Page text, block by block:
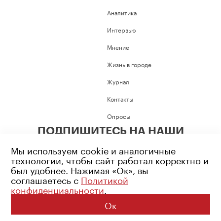
Аналитика
Интервью
Мнение
Жизнь в городе
Журнал
Контакты
Опросы
ПОДПИШИТЕСЬ НА НАШИ
Возрастное ограничение: 16+
Политика конфиденциальности
© 2026 Все права защищены
Мы используем cookie и аналогичные
технологии, чтобы сайт работал корректно и
был удобнее. Нажимая «Ок», вы
соглашаетесь с Политикой
конфиденциальности.
Ок